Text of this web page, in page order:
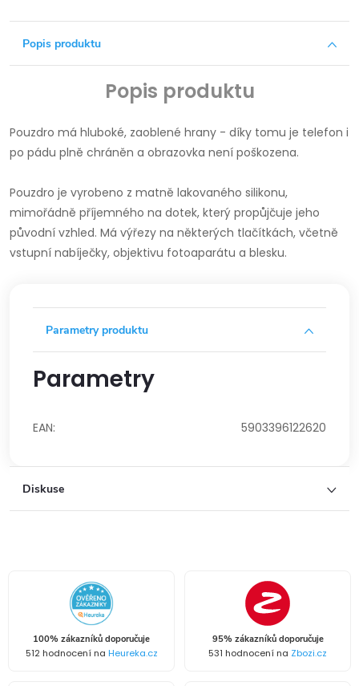
Popis produktu
Popis produktu
Pouzdro má hluboké, zaoblené hrany - díky tomu je telefon i
po pádu plně chráněn a obrazovka není poškozena.
Pouzdro je vyrobeno z matně lakovaného silikonu,
mimořádně příjemného na dotek, který propůjčuje jeho
původní vzhled. Má výřezy na některých tlačítkách, včetně
vstupní nabíječky, objektivu fotoaparátu a blesku.
Parametry produktu
Parametry
EAN: 5903396122620
Diskuse
100% zákazníků doporučuje
512 hodnocení na Heureka.cz
95% zákazníků doporučuje
531 hodnocení na Zbozi.cz